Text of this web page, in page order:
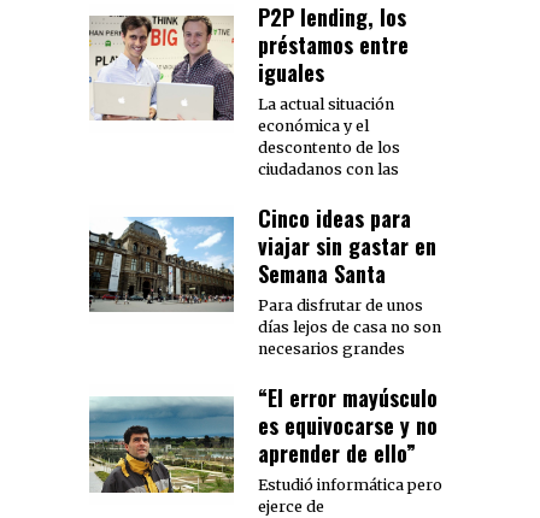
P2P lending, los
préstamos entre
iguales
La actual situación
económica y el
descontento de los
ciudadanos con las
Cinco ideas para
viajar sin gastar en
Semana Santa
Para disfrutar de unos
días lejos de casa no son
necesarios grandes
“El error mayúsculo
es equivocarse y no
aprender de ello”
Estudió informática pero
ejerce de